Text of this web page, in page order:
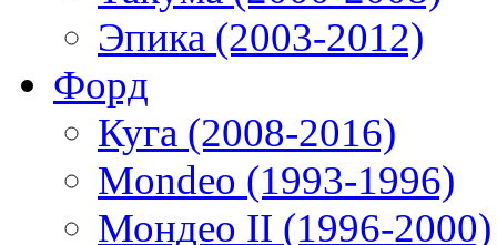
Эпика (2003-2012)
Форд
Куга (2008-2016)
Mondeo (1993-1996)
Мондео II (1996-2000)